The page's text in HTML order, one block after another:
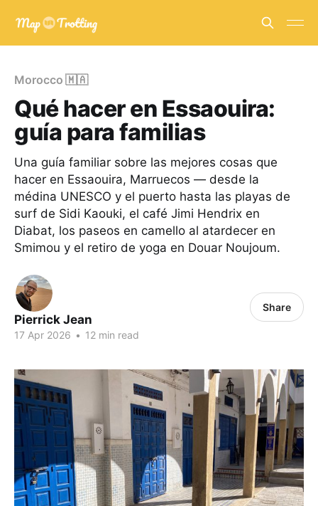
Morocco 🇲🇦
Qué hacer en Essaouira:
guía para familias
Una guía familiar sobre las mejores cosas que
hacer en Essaouira, Marruecos — desde la
médina UNESCO y el puerto hasta las playas de
surf de Sidi Kaouki, el café Jimi Hendrix en
Diabat, los paseos en camello al atardecer en
Smimou y el retiro de yoga en Douar Noujoum.
Pierrick Jean
17 Apr 2026 • 12 min read
Share